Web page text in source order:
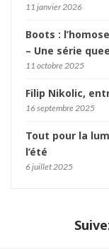
11 janvier 2026
Boots :
– Une série
11 octobre 2025
Filip Nikolic,
16 septembre 2025
Tout pour la
l’été
6 juillet 2025